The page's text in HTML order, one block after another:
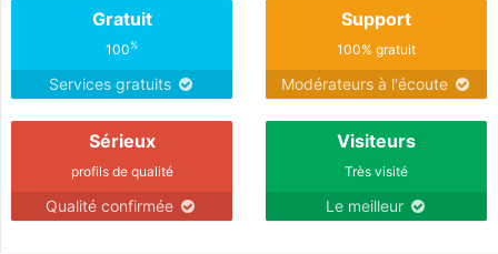
Gratuit
100%
Services gratuits
Support
100% gratuit
Modérateurs à l'écoute
Sérieux
profils de qualité
Qualité confirmée
Visiteurs
Très visité
Le meilleur